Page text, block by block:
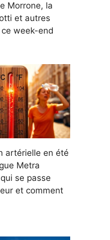
Morrone, la
et autres
week-end
artérielle en été
Metra
se passe
et comment